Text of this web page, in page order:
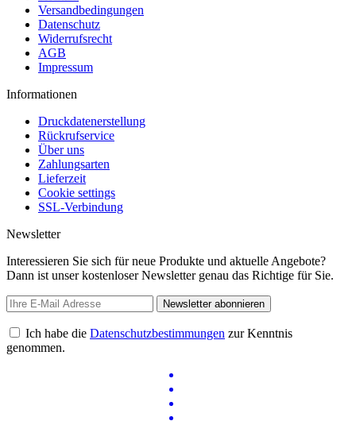
Versandbedingungen
Datenschutz
Widerrufsrecht
AGB
Impressum
Informationen
Druckdatenerstellung
Rückrufservice
Über uns
Zahlungsarten
Lieferzeit
Cookie settings
SSL-Verbindung
Newsletter
Interessieren Sie sich für neue Produkte und aktuelle Angebote?
Dann ist unser kostenloser Newsletter genau das Richtige für Sie.
Newsletter abonnieren
Ich habe die Datenschutzbestimmungen zur Kenntnis
genommen.